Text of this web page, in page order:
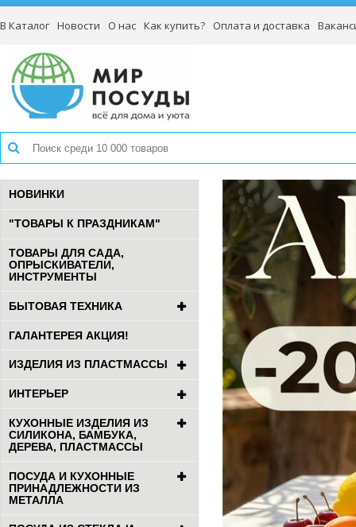
В Каталог Новости О нас Как купить? Оплата и доставка
НОВИНКИ
"ТОВАРЫ К ПРАЗДНИКАМ"
ТОВАРЫ ДЛЯ САДА,
ОПРЫСКИВАТЕЛИ,
ИНСТРУМЕНТЫ
БЫТОВАЯ ТЕХНИКА
ГАЛАНТЕРЕЯ АКЦИЯ!
ИЗДЕЛИЯ ИЗ ПЛАСТМАССЫ
ИНТЕРЬЕР
КУХОННЫЕ ИЗДЕЛИЯ ИЗ
СИЛИКОНА, БАМБУКА,
ДЕРЕВА, ПЛАСТМАССЫ
ПОСУДА И КУХОННЫЕ
ПРИНАДЛЕЖНОСТИ ИЗ
МЕТАЛЛА